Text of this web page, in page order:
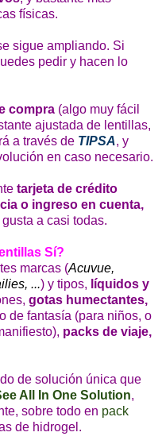
físicas.
sigue ampliando. Si
pedir y hacen lo
compra (algo muy fácil
ajustada de lentillas,
a través de TIPSA, y
en caso necesario.
tarjeta de crédito
o ingreso en cuenta,
a casi todas.
Sí?
marcas (Acuvue,
...) y tipos, líquidos y
gotas humectantes,
de fantasía (para niños, o
packs de viaje,
de solución única que
All In One Solution,
sobre todo en pack
de hidrogel.